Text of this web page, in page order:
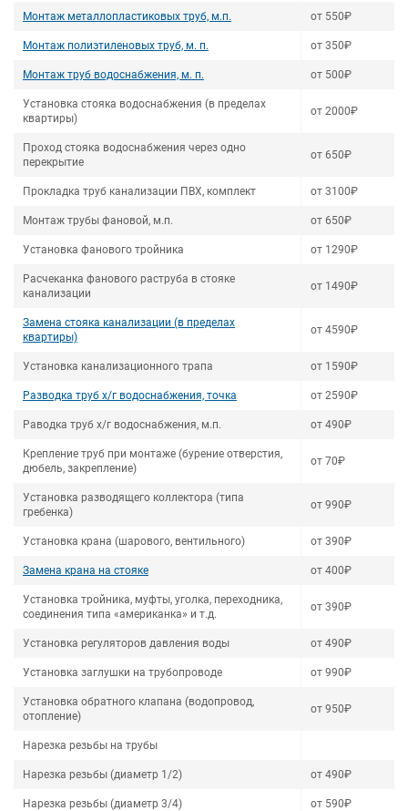
Монтаж металлопластиковых труб, м.п. от 550₽
Монтаж полиэтиленовых труб, м. п. от 350₽
Монтаж труб водоснабжения, м. п. от 500₽
Установка стояка водоснабжения (в пределах
квартиры)
от 2000₽
Проход стояка водоснабжения через одно
перекрытие
от 650₽
Прокладка труб канализации ПВХ, комплект от 3100₽
Монтаж трубы фановой, м.п. от 650₽
Установка фанового тройника от 1290₽
Расчеканка фанового раструба в стояке
канализации
от 1490₽
Замена стояка канализации (в пределах
квартиры)
от 4590₽
Установка канализационного трапа от 1590₽
Разводка труб х/г водоснабжения, точка от 2590₽
Раводка труб х/г водоснабжения, м.п. от 490₽
Крепление труб при монтаже (бурение отверстия,
дюбель, закрепление)
от 70₽
Установка разводящего коллектора (типа
гребенка)
от 990₽
Установка крана (шарового, вентильного) от 390₽
Замена крана на стояке от 400₽
Установка тройника, муфты, уголка, переходника,
соединения типа «американка» и т.д.
от 390₽
Установка регуляторов давления воды от 490₽
Установка заглушки на трубопроводе от 990₽
Установка обратного клапана (водопровод,
отопление)
от 950₽
Нарезка резьбы на трубы
Нарезка резьбы (диаметр 1/2) от 490₽
Нарезка резьбы (диаметр 3/4) от 590₽